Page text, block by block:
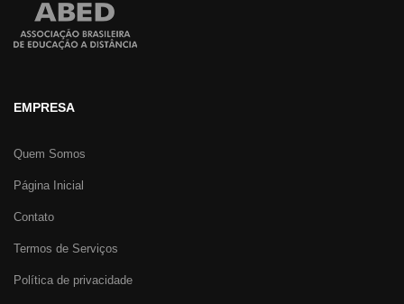
EMPRESA
Quem Somos
Página Inicial
Contato
Termos de Serviços
Política de privacidade